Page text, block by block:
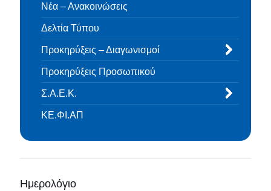
Νέα – Ανακοινώσεις
Δελτία Τύπου
Προκηρύξεις – Διαγωνισμοί
Προκηρύξεις Προσωπικού
Σ.Α.Ε.Κ.
ΚΕ.ΦΙ.ΑΠ
Ημερολόγιο